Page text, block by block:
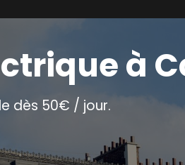
à
dès 50€ / jour.